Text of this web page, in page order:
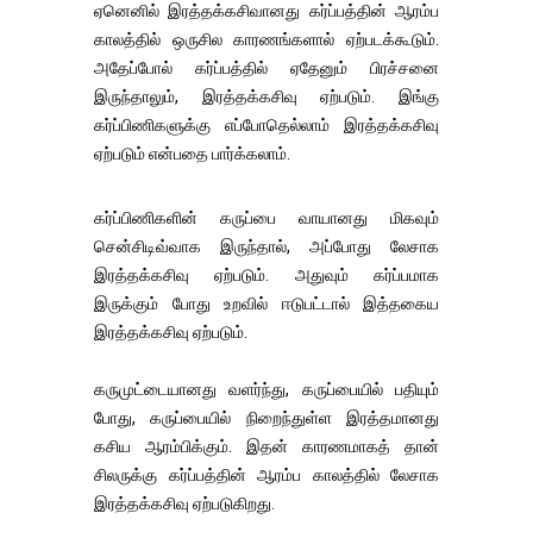
ஏனெனில் இரத்தக்கசிவானது கர்ப்பத்தின் ஆரம்ப
காலத்தில் ஒருசில காரணங்களால் ஏற்படக்கூடும்.
அதேப்போல் கர்ப்பத்தில் ஏதேனும் பிரச்சனை
இருந்தாலும், இரத்தக்கசிவு ஏற்படும். இங்கு
கர்ப்பிணிகளுக்கு எப்போதெல்லாம் இரத்தக்கசிவு
ஏற்படும் என்பதை பார்க்கலாம்.
கர்ப்பிணிகளின் கருப்பை வாயானது மிகவும்
சென்சிடிவ்வாக இருந்தால், அப்போது லேசாக
இரத்தக்கசிவு ஏற்படும். அதுவும் கர்ப்பமாக
இருக்கும் போது உறவில் ஈடுபட்டால் இத்தகைய
இரத்தக்கசிவு ஏற்படும்.
கருமுட்டையானது வளர்ந்து, கருப்பையில் பதியும்
போது, கருப்பையில் நிறைந்துள்ள இரத்தமானது
கசிய ஆரம்பிக்கும். இதன் காரணமாகத் தான்
சிலருக்கு கர்ப்பத்தின் ஆரம்ப காலத்தில் லேசாக
இரத்தக்கசிவு ஏற்படுகிறது.